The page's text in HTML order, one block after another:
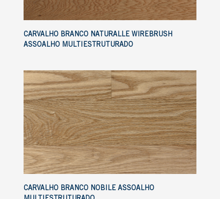
CARVALHO BRANCO NATURALLE WIREBRUSH
ASSOALHO MULTIESTRUTURADO
CARVALHO BRANCO NOBILE ASSOALHO